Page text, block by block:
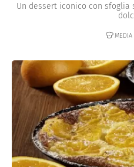
Un dessert iconico con
MEDIA